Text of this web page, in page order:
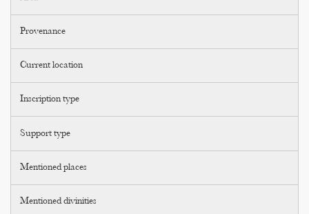
Provenance
Current location
Inscription type
Support type
Mentioned places
Mentioned divinities